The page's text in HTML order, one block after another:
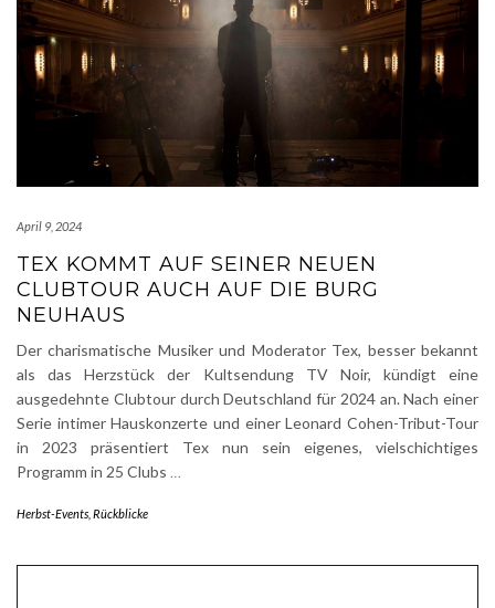
April 9, 2024
TEX KOMMT AUF SEINER NEUEN
CLUBTOUR AUCH AUF DIE BURG
NEUHAUS
Der charismatische Musiker und Moderator Tex, besser bekannt
als das Herzstück der Kultsendung TV Noir, kündigt eine
ausgedehnte Clubtour durch Deutschland für 2024 an. Nach einer
Serie intimer Hauskonzerte und einer Leonard Cohen-Tribut-Tour
in 2023 präsentiert Tex nun sein eigenes, vielschichtiges
Programm in 25 Clubs …
Herbst-Events Rückblicke